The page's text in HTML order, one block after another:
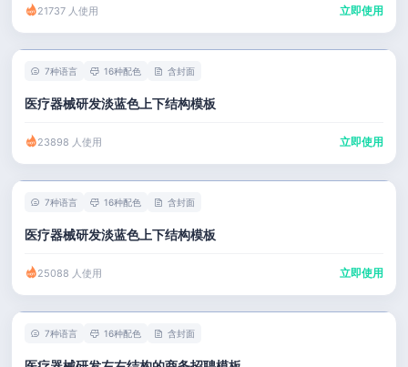
21737 人使用 立即使用
7种语言 16种配色 含封面
医疗器械研发淡蓝色上下结构模板
23898 人使用 立即使用
7种语言 16种配色 含封面
医疗器械研发淡蓝色上下结构模板
25088 人使用 立即使用
7种语言 16种配色 含封面